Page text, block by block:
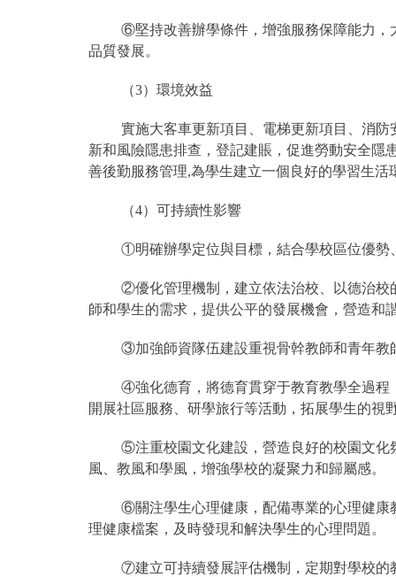
⑥堅持改善辦學條件，增強服務保障能力，
品質發展。
（3）環境效益
實施大客車更新項目、電梯更新項目、消
新和風險隱患排查，登記建賬，促進勞動安全隱
善後勤服務管理,為學生建立一個良好的學習生活
（4）可持續性影響
①明確辦學定位與目標，結合學校區位優勢
②優化管理機制，建立依法治校、以德治校
師和學生的需求，提供公平的發展機會，營造和
③加強師資隊伍建設重視骨幹教師和青年教
④強化德育，將德育貫穿于教育教學全過程
開展社區服務、研學旅行等活動，拓展學生的視
⑤注重校園文化建設，營造良好的校園文化
風、教風和學風，增強學校的凝聚力和歸屬感。
⑥關注學生心理健康，配備專業的心理健康
理健康檔案，及時發現和解決學生的心理問題。
⑦建立可持續發展評估機制，定期對學校的